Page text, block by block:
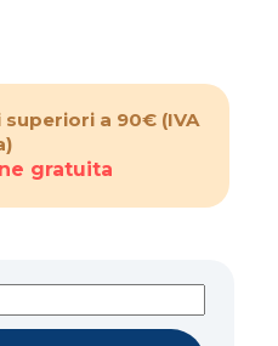
superiori a 90€ (IVA
gratuita